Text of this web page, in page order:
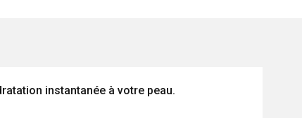
instantanée à votre peau.